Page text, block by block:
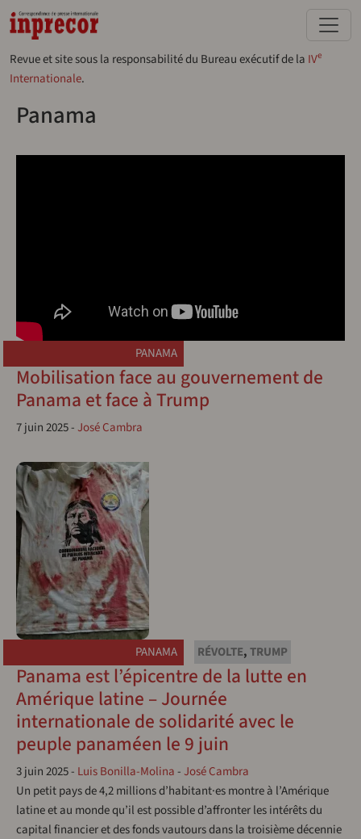
Aller au contenu principal
Revue et site sous la responsabilité du Bureau exécutif de la IVe
Internationale.
Panama
PANAMA
Mobilisation face au gouvernement de
Panama et face à Trump
7 juin 2025-José Cambra
PANAMA RÉVOLTE,TRUMP
Panama est l’épicentre de la lutte en
Amérique latine – Journée
internationale de solidarité avec le
peuple panaméen le 9 juin
3 juin 2025- Luis Bonilla-Molina-José Cambra
Un petit pays de 4,2 millions d’habitant·es montre à l’Amérique
latine et au monde qu’il est possible d’affronter les intérêts du
capital financier et des fonds vautours dans la troisième décennie